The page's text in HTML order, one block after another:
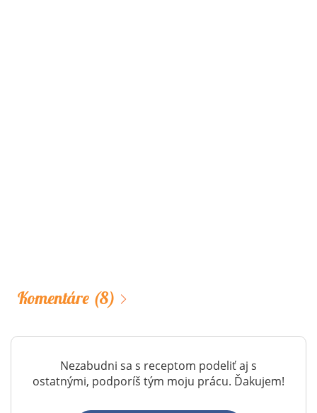
Komentáre (8)
Nezabudni sa s receptom podeliť aj s
ostatnými, podporíš tým moju prácu. Ďakujem!